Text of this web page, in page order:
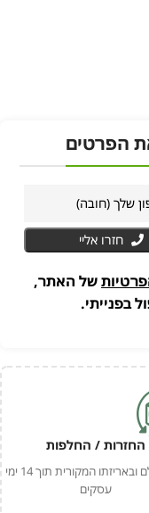
הפרטים
חזרו אליי
של האתר,
בפנייתי.
החזרות / החלפות
מוצר שלם ובאריזתו המקורית תוך 14 ימי
עסקים